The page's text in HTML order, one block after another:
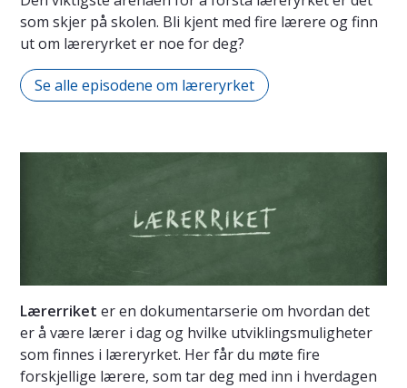
som skjer på skolen. Bli kjent med fire lærere og finn
ut om læreryrket er noe for deg?
Se alle episodene om læreryrket
Lærerriket er en dokumentarserie om hvordan det
er å være lærer i dag og hvilke utviklingsmuligheter
som finnes i læreryrket. Her får du møte fire
forskjellige lærere, som tar deg med inn i hverdagen